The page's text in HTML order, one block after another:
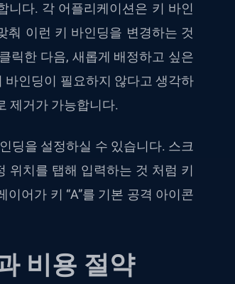
니다. 각 어플리케이션은 키 바인
춰 이런 키 바인딩을 변경하는 것
릭한 다음, 새롭게 배정하고 싶은
인딩이 필요하지 않다고 생각하
제거가 가능합니다.
딩을 설정하실 수 있습니다. 스크
위치를 탭해 입력하는 것 처럼 키
어가 키 “A”를 기본 공격 아이콘
비용 절약